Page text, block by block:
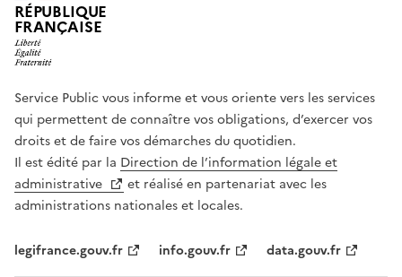
RÉPUBLIQUE
FRANÇAISE
Service Public vous informe et vous oriente vers les services
qui permettent de connaître vos obligations, d’exercer vos
droits et de faire vos démarches du quotidien.
Il est édité par la Direction de l’information légale et
administrative
et réalisé en partenariat avec les
administrations nationales et locales.
legifrance.gouv.fr info.gouv.fr data.gouv.fr